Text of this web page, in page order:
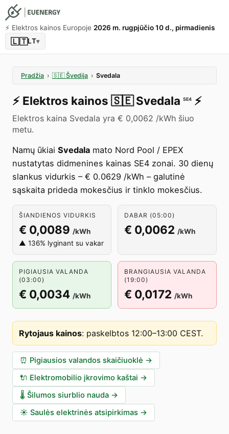
⚡️ Elektros kainos Europoje 2026 m. rugpjūčio 10 d., pirmadienis
🇱🇹LT▾
Pradžia › 🇸🇪 Švedija › Svedala
⚡️ Elektros kainos 🇸🇪 Svedala SE4 ⚡️
Elektros kaina Svedala yra € 0,0062 /kWh šiuo
metu.
Namų ūkiai Svedala mato Nord Pool / EPEX
nustatytas didmenines kainas SE4 zonai. 30 dienų
slankus vidurkis – € 0.0629 /kWh – galutinė
sąskaita prideda mokesčius ir tinklo mokesčius.
ŠIANDIENOS VIDURKIS
€ 0,0089 /kWh
▲ 136% lyginant su vakar
DABAR (05:00)
€ 0,0062 /kWh
PIGIAUSIA VALANDA
(03:00)
€ 0,0034 /kWh
BRANGIAUSIA VALANDA
(19:00)
€ 0,0172 /kWh
Rytojaus kainos: paskelbtos 12:00–13:00 CEST.
⏰ Pigiausios valandos skaičiuoklė →
🔌 Elektromobilio įkrovimo kaštai →
🌡️ Šilumos siurblio nauda →
☀️ Saulės elektrinės atsipirkimas →